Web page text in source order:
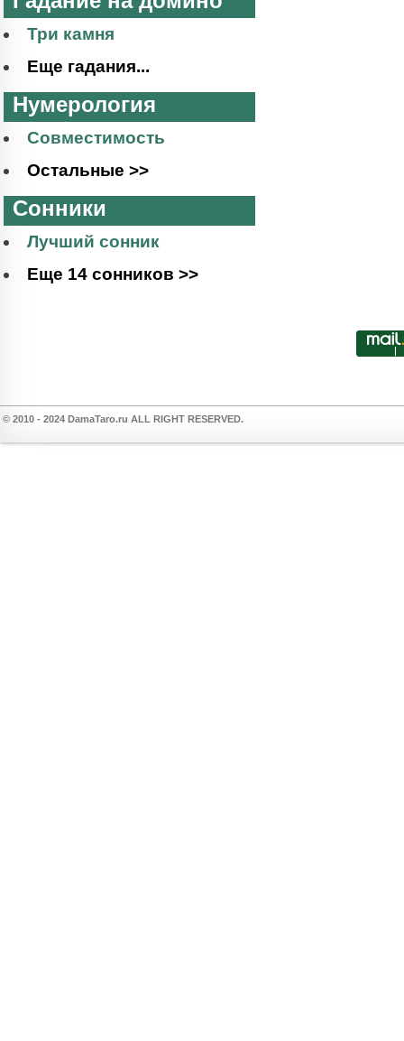
Три камня
Еще гадания...
Нумерология
Совместимость
Остальные >>
Сонники
Лучший сонник
Еще 14 сонников >>
© 2010 - 2024 DamaTaro.ru ALL RIGHT RESERVED.